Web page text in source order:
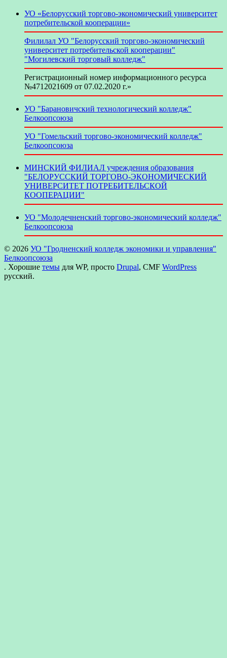
УО «Белорусский торгово-экономический университет
потребительской кооперации»
Филилал УО "Белорусский торгово-экономический
университет потребительской кооперации"
"Могилевский торговый колледж"
Регистрационный номер информационного ресурса
№4712021609 от 07.02.2020 г.»
УО "Барановичский технологический колледж"
Белкоопсоюза
УО "Гомельский торгово-экономический колледж"
Белкоопсоюза
МИНСКИЙ ФИЛИАЛ учреждения образования
"БЕЛОРУССКИЙ ТОРГОВО-ЭКОНОМИЧЕСКИЙ
УНИВЕРСИТЕТ ПОТРЕБИТЕЛЬСКОЙ
КООПЕРАЦИИ"
УО "Молодечненский торгово-экономический колледж"
Белкоопсоюза
© 2026 УО "Гродненский колледж экономики и управления"
Белкоопсоюза
. Хорошие темы для WP, просто Drupal, CMF WordPress
русский.